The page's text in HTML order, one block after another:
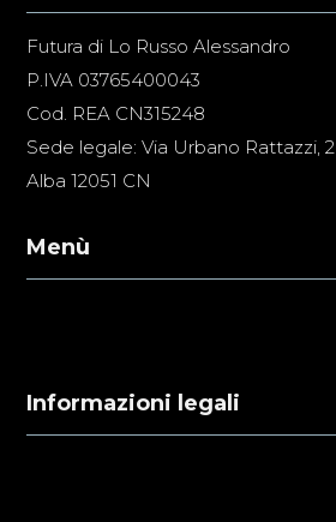
Futura di Lo Russo Alessandro
P.IVA 03765400043
Cod. REA CN315248
Sede legale: Via Urbano Rattazzi, 2
Alba 12051 CN
Menù
Informazioni legali